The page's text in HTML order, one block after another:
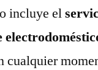
incluye el
cualquier